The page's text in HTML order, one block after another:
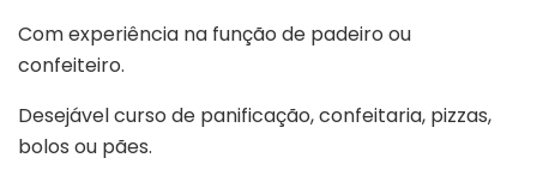
Com experiência na função de padeiro ou
confeiteiro.
Desejável curso de panificação, confeitaria, pizzas,
bolos ou pães.